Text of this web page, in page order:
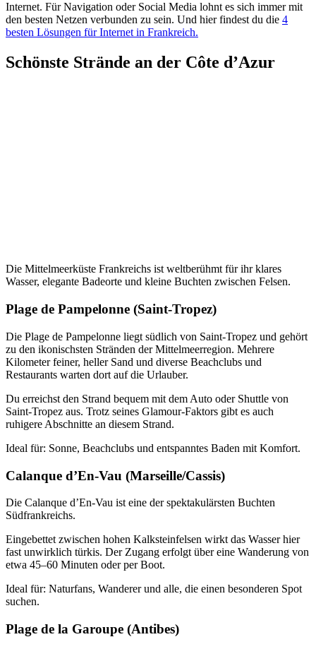
Internet. Für Navigation oder Social Media lohnt es sich immer mit
den besten Netzen verbunden zu sein. Und hier findest du die 4
besten Lösungen für Internet in Frankreich.
Schönste Strände an der Côte d’Azur
Die Mittelmeerküste Frankreichs ist weltberühmt für ihr klares
Wasser, elegante Badeorte und kleine Buchten zwischen Felsen.
Plage de Pampelonne (Saint-Tropez)
Die Plage de Pampelonne liegt südlich von Saint-Tropez und gehört
zu den ikonischsten Stränden der Mittelmeerregion. Mehrere
Kilometer feiner, heller Sand und diverse Beachclubs und
Restaurants warten dort auf die Urlauber.
Du erreichst den Strand bequem mit dem Auto oder Shuttle von
Saint-Tropez aus. Trotz seines Glamour-Faktors gibt es auch
ruhigere Abschnitte an diesem Strand.
Ideal für: Sonne, Beachclubs und entspanntes Baden mit Komfort.
Calanque d’En-Vau (Marseille/Cassis)
Die Calanque d’En-Vau ist eine der spektakulärsten Buchten
Südfrankreichs.
Eingebettet zwischen hohen Kalksteinfelsen wirkt das Wasser hier
fast unwirklich türkis. Der Zugang erfolgt über eine Wanderung von
etwa 45–60 Minuten oder per Boot.
Ideal für: Naturfans, Wanderer und alle, die einen besonderen Spot
suchen.
Plage de la Garoupe (Antibes)